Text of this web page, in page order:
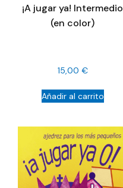
¡A jugar ya! Intermedio
(en color)
15,00 €
Añadir al carrito